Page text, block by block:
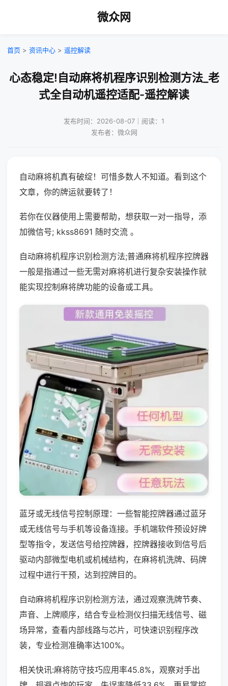
微众网
首页 > 资讯中心 > 遥控解读
心态稳定!自动麻将机程序识别检测方法_老
式全自动机遥控适配-遥控解读
发布时间：2026-08-07｜阅读：1
发布者：微众网
自动麻将机真有破绽！可惜多数人不知道。看到这个
文章，你的牌运就要转了！
若你在仪器使用上需要帮助，想获取一对一指导，添
加微信号; kkss8691 随时交流 。
自动麻将机程序识别检测方法;普通麻将机程序控牌器
一般是指通过一些无需对麻将机进行复杂安装操作就
能实现控制麻将牌功能的设备或工具。
蓝牙或无线信号控制原理：一些智能控牌器通过蓝牙
或无线信号与手机等设备连接。手机端软件预设好牌
型等指令，发送信号给控牌器，控牌器接收到信号后
驱动内部微型电机或机械结构，在麻将机洗牌、码牌
过程中进行干预，达到控牌目的。
自动麻将机程序识别检测方法，通过观察洗牌节奏、
声音、上牌顺序，结合专业检测仪扫描无线信号、磁
场异常，查看内部线路与芯片，可快速识别程序改
装，专业检测准确率达100%。
相关快讯:麻将防守技巧应用率45.8%，观察对手出